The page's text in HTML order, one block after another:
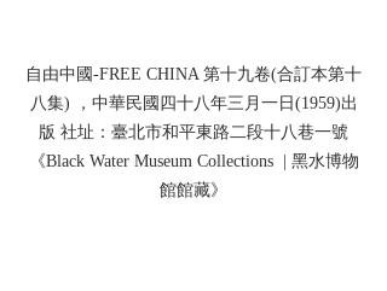
自由中國-FREE CHINA 第十九卷(合訂本第十
八集) ，中華民國四十八年三月一日(1959)出
版 社址：臺北市和平東路二段十八巷一號
《Black Water Museum Collections  | 黑水博物
館館藏》